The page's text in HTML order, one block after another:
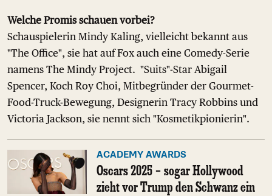
Welche Promis schauen vorbei?
Schauspielerin Mindy Kaling, vielleicht bekannt aus
"The Office", sie hat auf Fox auch eine Comedy-Serie
namens The Mindy Project. "Suits"-Star Abigail
Spencer, Koch Roy Choi, Mitbegründer der Gourmet-
Food-Truck-Bewegung, Designerin Tracy Robbins und
Victoria Jackson, sie nennt sich "Kosmetikpionierin".
ACADEMY AWARDS
Oscars 2025 – sogar Hollywood
zieht vor Trump den Schwanz ein